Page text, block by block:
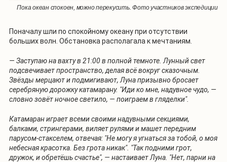
Пока океан спокоен, можно перекусить. Фото участников экспедиции
Поначалу шли по спокойному океану при отсутствии
больших волн. Обстановка располагала к мечтаниям.
— Заступаю на вахту в 21:00 в полной темноте. Лунный свет
подсвечивает пространство, делая всё вокруг сказочным.
Звёзды мерцают и подмигивают, Луна призывно бросает
серебряную дорожку катамарану. "Иди ко мне, надувное чудо, —
словно зовёт ночное светило, — поиграем в гляделки".
Катамаран играет всеми своими надувными секциями,
балками, стрингерами, виляет рулями и машет передним
парусом-стакселем, отвечая: "Не могу я угнаться за тобой, о моя
небесная красотка. Без грота никак". "Так подними грот,
дружок, и обретёшь счастье", — настаивает Луна. "Нет, парни на